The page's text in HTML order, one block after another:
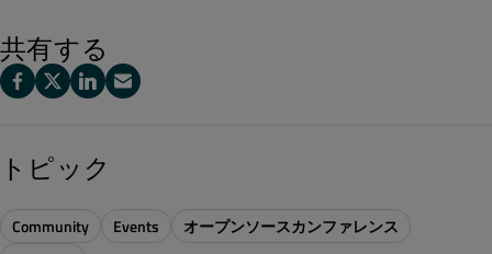
共有する
トピック
Community Events
オープンソースカンファレンス